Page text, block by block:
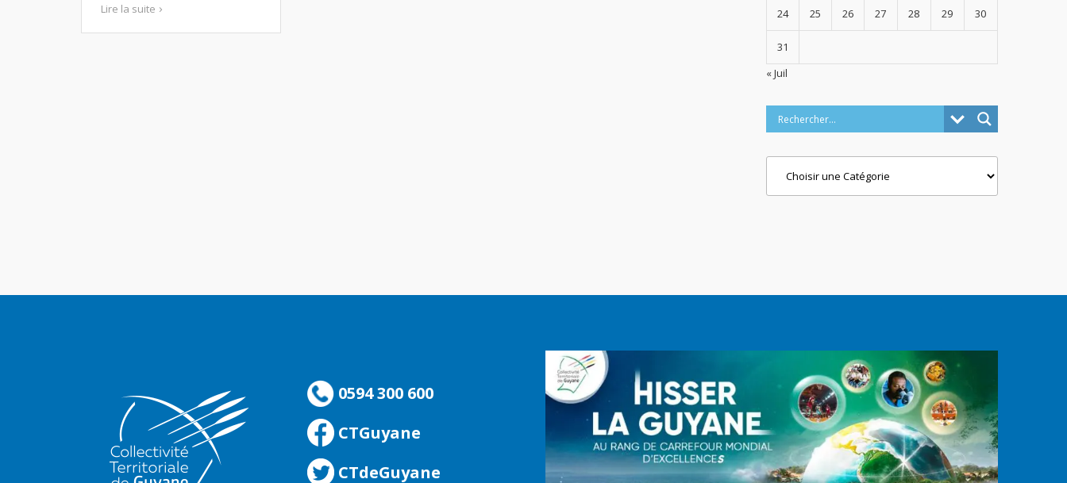
Lire la suite 24 25 26 27 28 29 30
31
« Juil
0594 300 600
CTGuyane
CTdeGuyane